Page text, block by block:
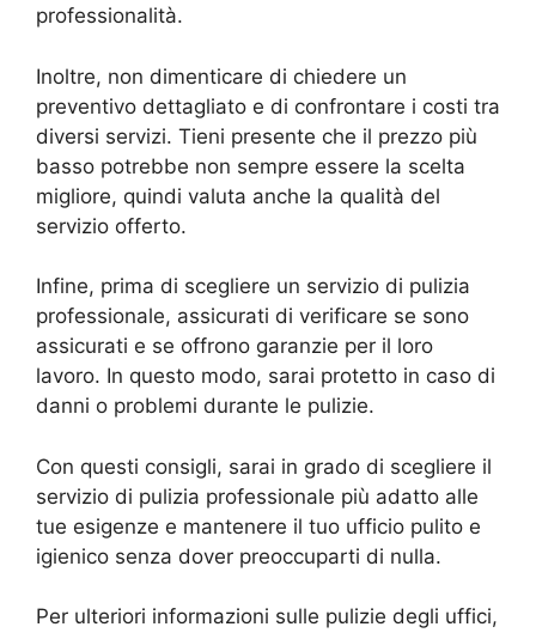
professionalità.
Inoltre, non dimenticare di chiedere un
preventivo dettagliato e di confrontare i costi tra
diversi servizi. Tieni presente che il prezzo più
basso potrebbe non sempre essere la scelta
migliore, quindi valuta anche la qualità del
servizio offerto.
Infine, prima di scegliere un servizio di pulizia
professionale, assicurati di verificare se sono
assicurati e se offrono garanzie per il loro
lavoro. In questo modo, sarai protetto in caso di
danni o problemi durante le pulizie.
Con questi consigli, sarai in grado di scegliere il
servizio di pulizia professionale più adatto alle
tue esigenze e mantenere il tuo ufficio pulito e
igienico senza dover preoccuparti di nulla.
Per ulteriori informazioni sulle pulizie degli uffici,